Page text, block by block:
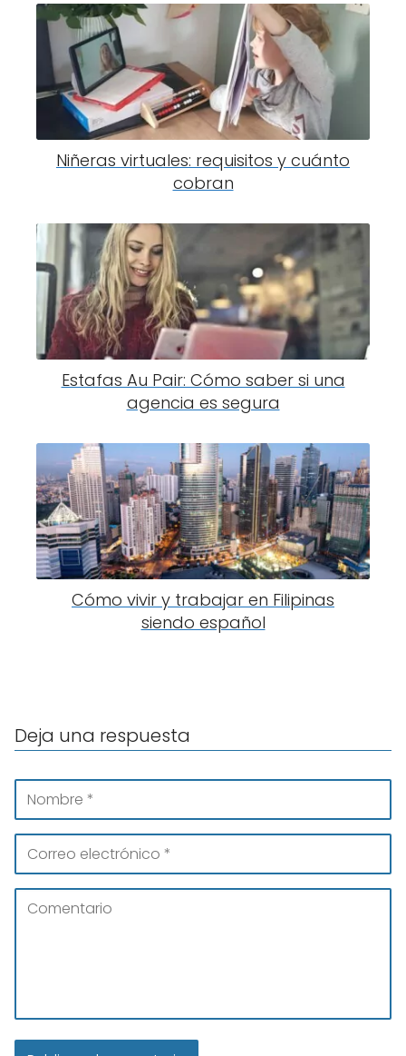
Niñeras virtuales: requisitos y cuánto
cobran
Estafas Au Pair: Cómo saber si una
agencia es segura
Cómo vivir y trabajar en Filipinas
siendo español
Deja una respuesta